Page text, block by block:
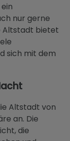
nur gerne
Altstadt bietet
sich mit dem
Altstadt von
an. Die
die